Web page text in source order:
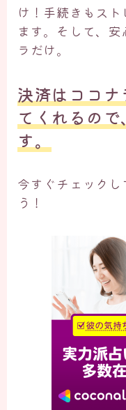
け！手続きもス
ます。そして、
ラだけ。
決済はココ
てくれるの
す。
今すぐチェック
う！